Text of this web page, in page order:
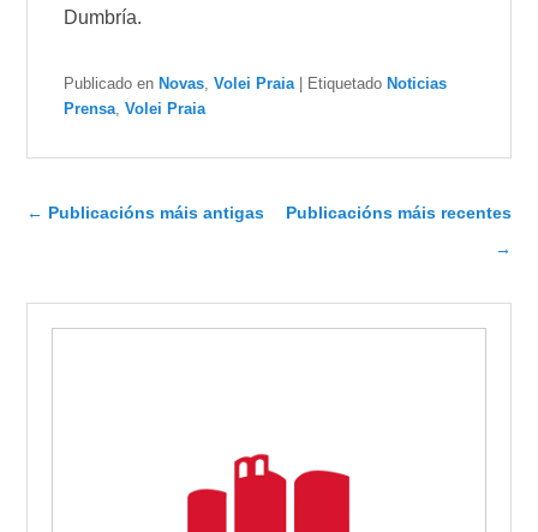
Dumbría.
Publicado en Novas,Volei Praia Etiquetado Noticias
Prensa,Volei Praia
Navegador de artigos
← Publicacións máis antigas
Publicacións máis recentes
→